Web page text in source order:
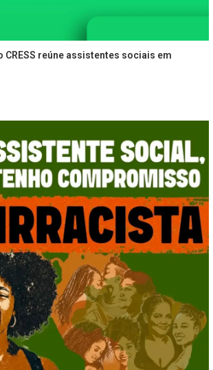
CRESS reúne assistentes sociais em